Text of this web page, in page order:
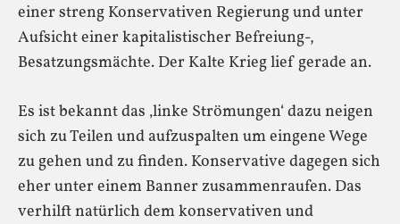
einer streng Konservativen Regierung und unter
Aufsicht einer kapitalistischer Befreiung-,
Besatzungsmächte. Der Kalte Krieg lief gerade an.
Es ist bekannt das ‚linke Strömungen‘ dazu neigen
sich zu Teilen und aufzuspalten um eingene Wege
zu gehen und zu finden. Konservative dagegen sich
eher unter einem Banner zusammenraufen. Das
verhilft natürlich dem konservativen und